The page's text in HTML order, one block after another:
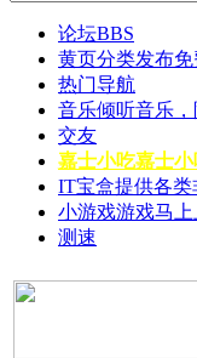
论坛BBS
黄页分类发布
热门导航
音乐倾听音乐
交友
嘉士小吃嘉士
IT宝盒提供各
小游戏游戏马
测速